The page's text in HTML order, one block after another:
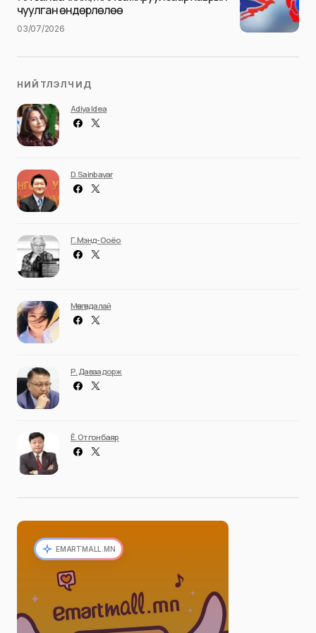
чуулган өндөрлөлөө
03/07/2026
НИЙТЛЭЛЧИД
Adiya Idea
D. Sainbayar
Г. Мэнд-Ооёо
Мөнгөндалай
Р. Даваадорж
Ё. Отгонбаяр
EMARTMALL.MN